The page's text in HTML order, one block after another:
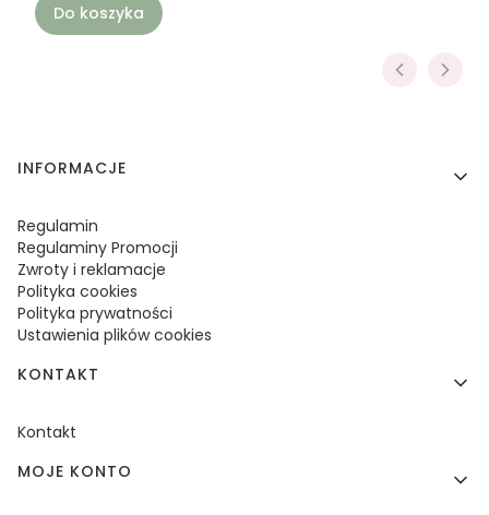
Do koszyka
Linki w stopce
INFORMACJE
Regulamin
Regulaminy Promocji
Zwroty i reklamacje
Polityka cookies
Polityka prywatności
Ustawienia plików cookies
KONTAKT
Kontakt
MOJE KONTO